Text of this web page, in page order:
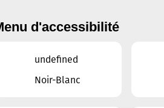
MUSICAL
d'accessibilité
undefined
Noir-Blanc